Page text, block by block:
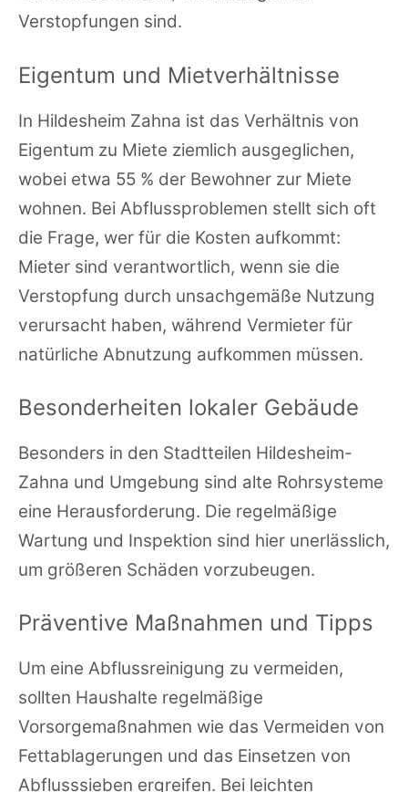
Verstopfungen sind.
Eigentum und Mietverhältnisse
In Hildesheim Zahna ist das Verhältnis von
Eigentum zu Miete ziemlich ausgeglichen,
wobei etwa 55 % der Bewohner zur Miete
wohnen. Bei Abflussproblemen stellt sich oft
die Frage, wer für die Kosten aufkommt:
Mieter sind verantwortlich, wenn sie die
Verstopfung durch unsachgemäße Nutzung
verursacht haben, während Vermieter für
natürliche Abnutzung aufkommen müssen.
Besonderheiten lokaler Gebäude
Besonders in den Stadtteilen Hildesheim-
Zahna und Umgebung sind alte Rohrsysteme
eine Herausforderung. Die regelmäßige
Wartung und Inspektion sind hier unerlässlich,
um größeren Schäden vorzubeugen.
Präventive Maßnahmen und Tipps
Um eine Abflussreinigung zu vermeiden,
sollten Haushalte regelmäßige
Vorsorgemaßnahmen wie das Vermeiden von
Fettablagerungen und das Einsetzen von
Abflusssieben ergreifen. Bei leichten